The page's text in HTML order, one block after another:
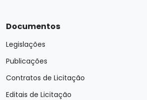
Documentos
Legislações
Publicações
Contratos de Licitação
Editais de Licitação